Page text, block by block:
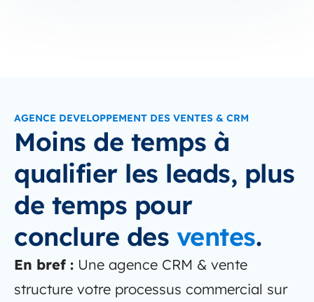
AGENCE DEVELOPPEMENT DES VENTES & CRM
Moins de temps à
qualifier les leads, plus
de temps pour
conclure des ventes.
En bref : Une agence CRM & vente
structure votre processus commercial sur